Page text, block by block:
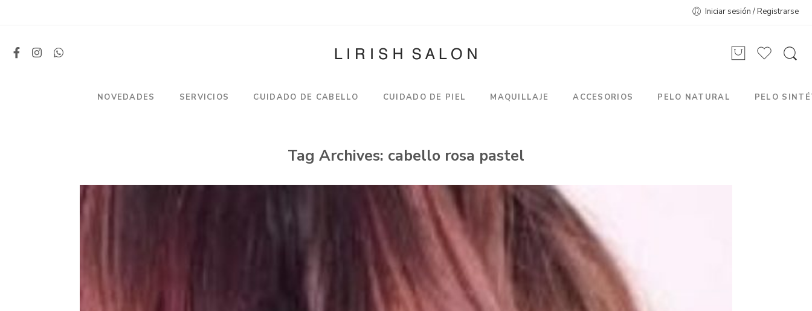
Iniciar sesión / Registrarse
NOVEDADES SERVICIOS CUIDADO DE CABELLO CUIDADO DE PIEL MAQUILLAJE ACCESORIOS PELO NATURAL PELO
Tag Archives: cabello rosa pastel